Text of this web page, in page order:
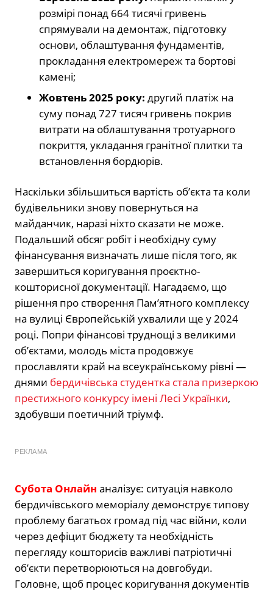
розмірі понад 664 тисячі гривень
спрямували на демонтаж, підготовку
основи, облаштування фундаментів,
прокладання електромереж та бортові
камені;
Жовтень 2025 року: другий платіж на
суму понад 727 тисяч гривень покрив
витрати на облаштування тротуарного
покриття, укладання гранітної плитки та
встановлення бордюрів.
Наскільки збільшиться вартість об’єкта та коли
будівельники знову повернуться на
майданчик, наразі ніхто сказати не може.
Подальший обсяг робіт і необхідну суму
фінансування визначать лише після того, як
завершиться коригування проєктно-
кошторисної документації. Нагадаємо, що
рішення про створення Пам’ятного комплексу
на вулиці Європейській ухвалили ще у 2024
році. Попри фінансові труднощі з великими
об’єктами, молодь міста продовжує
прославляти край на всеукраїнському рівні —
днями бердичівська студентка стала призеркою
престижного конкурсу імені Лесі Українки,
здобувши поетичний тріумф.
РЕКЛАМА
Субота Онлайн аналізує: ситуація навколо
бердичівського меморіалу демонструє типову
проблему багатьох громад під час війни, коли
через дефіцит бюджету та необхідність
перегляду кошторисів важливі патріотичні
об’єкти перетворюються на довгобуди.
Головне, щоб процес коригування документів